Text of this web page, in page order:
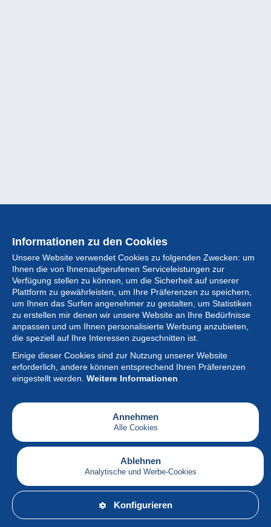
Informationen zu den Cookies
Unsere Website verwendet Cookies zu folgenden Zwecken: um
Ihnen die von Ihnenaufgerufenen Serviceleistungen zur
Verfügung stellen zu können, um die Sicherheit auf unserer
Plattform zu gewährleisten, um Ihre Präferenzen zu speichern,
um Ihnen das Surfen angenehmer zu gestalten, um Statistiken
zu erstellen mir denen wir unsere Website an Ihre Bedürfnisse
anpassen und um Ihnen personalisierte Werbung anzubieten,
die speziell auf Ihre Interessen zugeschnitten ist.
Einige dieser Cookies sind zur Nutzung unserer Website
erforderlich, andere können entsprechend Ihren Präferenzen
eingestellt werden. Weitere Informationen
Annehmen
Alle Cookies
Ablehnen
Analytische und Werbe-Cookies
Konfigurieren
Sammlung
Neuigkeiten
Artikel
Gesellschaft
Serviceleistungen
Schreiben
Deutsch